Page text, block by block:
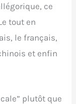
ce
tout en
le français,
et enfin
plutôt que